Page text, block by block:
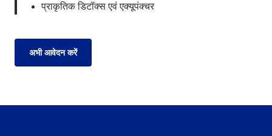
प्राकृतिक डिटॉक्स एवं एक्यूपंक्चर
अभी आवेदन करें